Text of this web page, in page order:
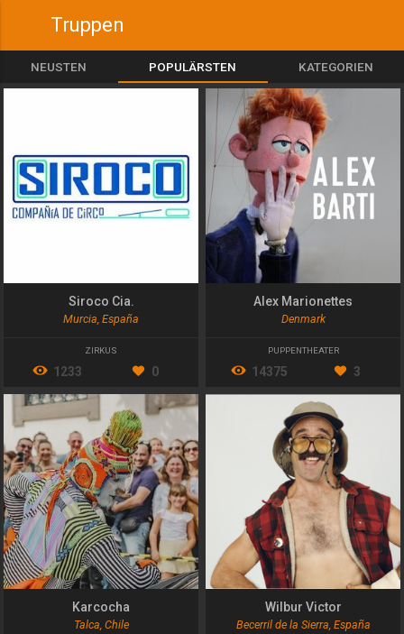
Truppen
NEUSTEN POPULÄRSTEN KATEGORIEN
Siroco Cia.
Murcia, España
ZIRKUS
1233 0
Alex Marionettes
Denmark
PUPPENTHEATER
14375 3
Karcocha
Talca, Chile
Wilbur Victor
Becerril de la Sierra, España